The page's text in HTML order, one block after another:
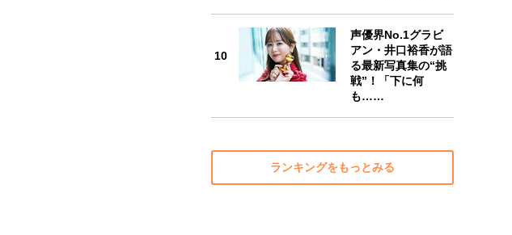
10
声優界No.1グラビ
アン・井口裕香が語
る最新写真集の“挑
戦”！「下に何
も……
ランキングをもっとみる